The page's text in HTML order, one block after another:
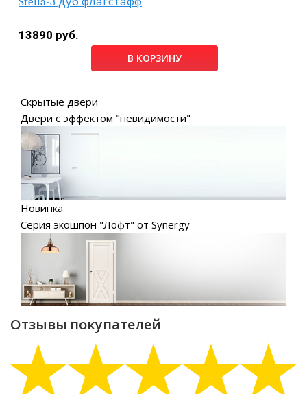
13890 руб.
В КОРЗИНУ
Скрытые двери
Двери с эффектом "невидимости"
Новинка
Серия экошпон "Лофт" от Synergy
Отзывы покупателей